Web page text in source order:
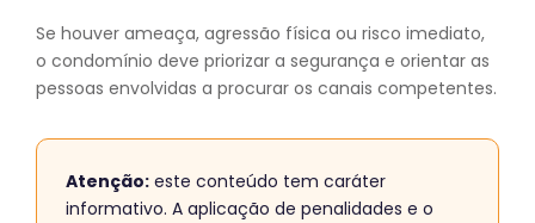
Se houver ameaça, agressão física ou risco imediato,
o condomínio deve priorizar a segurança e orientar as
pessoas envolvidas a procurar os canais competentes.
Atenção: este conteúdo tem caráter
informativo. A aplicação de penalidades e o